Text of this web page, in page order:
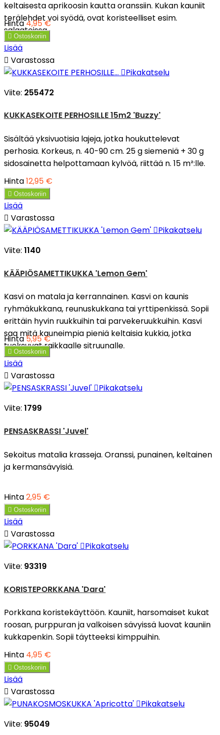
keltaisesta aprikoosin kautta oranssiin. Kukan kauniit
terälehdet voi syödä, ovat koristeelliset esim.
salaateissa.
Hinta4,95 €
 Ostoskoriin
Lisää
 Varastossa
Pikakatselu
Viite: 255472
KUKKASEKOITE PERHOSILLE 15m2 'Buzzy'
Sisältää yksivuotisia lajeja, jotka houkuttelevat
perhosia. Korkeus, n. 40-90 cm. 25 g siemeniä + 30 g
sidosainetta helpottamaan kylvöä, riittää n. 15 m²:lle.
Hinta12,95 €
 Ostoskoriin
Lisää
 Varastossa
Pikakatselu
Viite: 1140
KÄÄPIÖSAMETTIKUKKA 'Lemon Gem'
Kasvi on matala ja kerrannainen. Kasvi on kaunis
ryhmäkukkana, reunuskukkana tai yrttipenkissä. Sopii
erittäin hyvin ruukkuihin tai parvekeruukkuihin. Kasvi
saa mitä kauneimpia pieniä keltaisia kukkia, jotka
tuoksuvat raikkaalle sitruunalle.
Hinta5,95 €
 Ostoskoriin
Lisää
 Varastossa
Pikakatselu
Viite: 1799
PENSASKRASSI 'Juvel'
Sekoitus matalia krasseja. Oranssi, punainen, keltainen
ja kermansävyisiä.
Hinta2,95 €
 Ostoskoriin
Lisää
 Varastossa
Pikakatselu
Viite: 93319
KORISTEPORKKANA 'Dara'
Porkkana koristekäyttöön. Kauniit, harsomaiset kukat
roosan, purppuran ja valkoisen sävyissä luovat kauniin
kukkapenkin. Sopii täytteeksi kimppuihin.
Hinta 4,95 €
 Ostoskoriin
Lisää
 Varastossa
Pikakatselu
Viite: 95049